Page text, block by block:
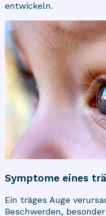
entwickeln.
Symptome eines
Ein träges Auge
Beschwerden,